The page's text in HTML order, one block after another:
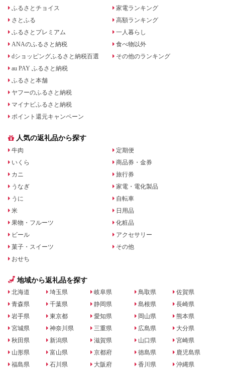
ふるさとチョイス
さとふる
ふるさとプレミアム
ANAのふるさと納税
dショッピングふるさと納税百選
au PAY ふるさと納税
ふるさと本舗
ヤフーのふるさと納税
マイナビふるさと納税
ポイント還元キャンペーン
家電ランキング
高額ランキング
一人暮らし
食べ物以外
その他のランキング
人気の返礼品から探す
牛肉
いくら
カニ
うなぎ
うに
米
果物・フルーツ
ビール
菓子・スイーツ
おせち
定期便
商品券・金券
旅行券
家電・電化製品
自転車
日用品
化粧品
アクセサリー
その他
地域から返礼品を探す
北海道
青森県
岩手県
宮城県
秋田県
山形県
福島県
埼玉県
千葉県
東京都
神奈川県
新潟県
富山県
石川県
岐阜県
静岡県
愛知県
三重県
滋賀県
京都府
大阪府
鳥取県
島根県
岡山県
広島県
山口県
徳島県
香川県
佐賀県
長崎県
熊本県
大分県
宮崎県
鹿児島県
沖縄県